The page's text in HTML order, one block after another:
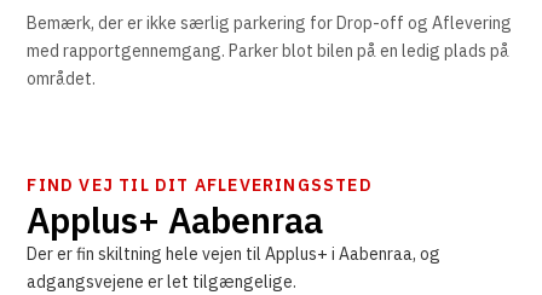
Bemærk, der er ikke særlig parkering for Drop-off og Aflevering
med rapportgennemgang. Parker blot bilen på en ledig plads på
området.
FIND VEJ TIL DIT AFLEVERINGSSTED
Applus+ Aabenraa
Der er fin skiltning hele vejen til Applus+ i Aabenraa, og
adgangsvejene er let tilgængelige.